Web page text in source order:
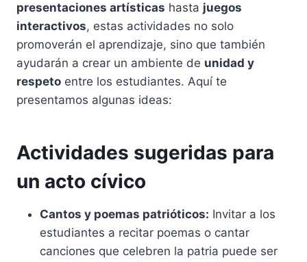
presentaciones artísticas hasta juegos
interactivos, estas actividades no solo
promoverán el aprendizaje, sino que también
ayudarán a crear un ambiente de unidad y
respeto entre los estudiantes. Aquí te
presentamos algunas ideas:
Actividades sugeridas para
un acto cívico
Cantos y poemas patrióticos: Invitar a los
estudiantes a recitar poemas o cantar
canciones que celebren la patria puede ser